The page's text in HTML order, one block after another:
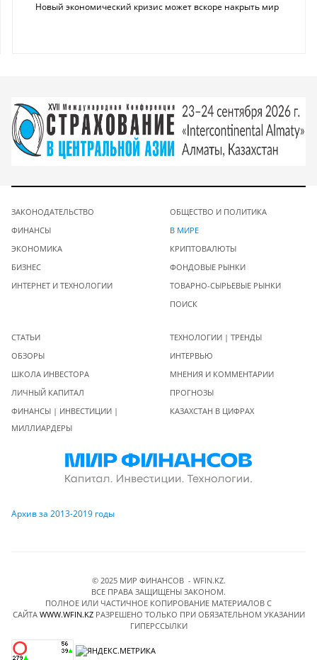
Новый экономический кризис может вскоре накрыть мир
ЗАКОНОДАТЕЛЬСТВО
ФИНАНСЫ
ЭКОНОМИКА
БИЗНЕС
ИНТЕРНЕТ И ТЕХНОЛОГИИ
ОБЩЕСТВО И ПОЛИТИКА
В МИРЕ
КРИПТОВАЛЮТЫ
ФОНДОВЫЕ РЫНКИ
ТОВАРНО-СЫРЬЕВЫЕ РЫНКИ
ПОИСК
СТАТЬИ
ОБЗОРЫ
ШКОЛА ИНВЕСТОРА
ЛИЧНЫЙ КАПИТАЛ
ФИНАНСЫ | ИНВЕСТИЦИИ |
МИЛЛИАРДЕРЫ
ТЕХНОЛОГИИ | ТРЕНДЫ
ИНТЕРВЬЮ
МНЕНИЯ И КОММЕНТАРИИ
ПРОГНОЗЫ
КАЗАХСТАН В ЦИФРАХ
Архив за 2013-2019 годы
© 2025 МИР ФИНАНСОВ - WFIN.KZ.
ВСЕ ПРАВА ЗАЩИЩЕНЫ ЗАКОНОМ.
ПОЛНОЕ ИЛИ ЧАСТИЧНОЕ КОПИРОВАНИЕ МАТЕРИАЛОВ C
САЙТА WWW.WFIN.KZРАЗРЕШЕНО ТОЛЬКО ПРИ ОБЯЗАТЕЛЬНОМ УКАЗАНИИ
ГИПЕРССЫЛКИ